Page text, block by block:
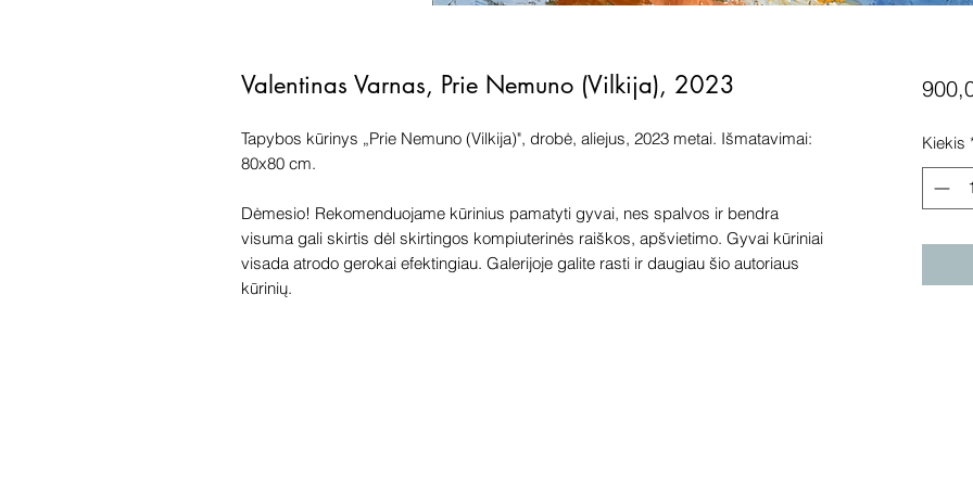
Valentinas Varnas, Prie Nemuno (Vilkija), 2023
Tapybos kūrinys „Prie Nemuno (Vilkija)", drobė, aliejus, 2023 metai. Išmatavimai:
80x80 cm.
Dėmesio! Rekomenduojame kūrinius pamatyti gyvai, nes spalvos ir bendra
visuma gali skirtis dėl skirtingos kompiuterinės raiškos, apšvietimo. Gyvai kūriniai
visada atrodo gerokai efektingiau. Galerijoje galite rasti ir daugiau šio autoriaus
kūrinių.
Kiekis